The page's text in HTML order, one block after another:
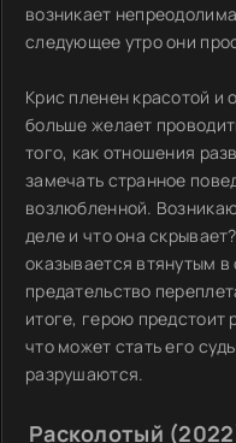
возникает
следующее утро они
Крис пленен красотой и
больше желает
того, как отношения
замечать странное
возлюбленной.
деле и что она
оказывается втянутым
предательство
итоге, герою предстоит
что может стать его
разрушаются.
Расколотый